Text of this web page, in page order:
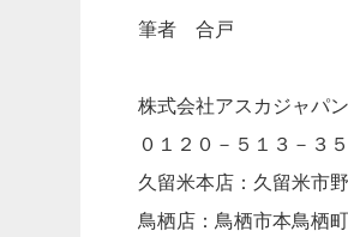
筆者 合戸
株式会社アスカジャパン
０１２０－５１３－３５
久留米本店：久留米市
鳥栖店：鳥栖市本鳥栖